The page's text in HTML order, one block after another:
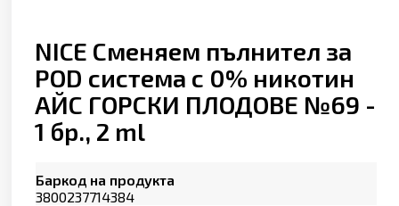
NICE Сменяем пълнител за
POD система с 0% никотин
АЙС ГОРСКИ ПЛОДОВЕ №69 -
1 бр., 2 ml
Баркод на продукта
3800237714384